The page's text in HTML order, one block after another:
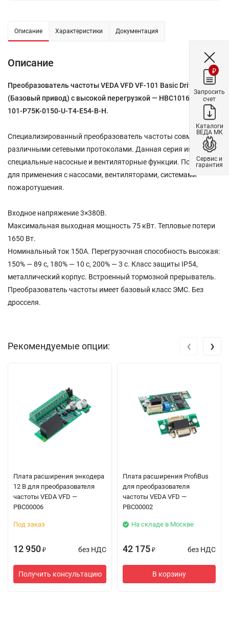
Описание Характеристики Документация
Описание
Преобразователь частоты VEDA VFD VF-101 Basic Drive
(Базовый привод) с высокой перегрузкой — HBC10163 — VF-
101-P75K-0150-U-T4-E54-B-H.
Специализированный преобразователь частоты совместим с
различными сетевыми протоколами. Данная серия имеет
специальные насосные и вентиляторные функции. Подходит
для применения с насосами, вентиляторами, системами
пожаротушения.
Входное напряжение 3×380В.
Максимальная выходная мощность 75 кВт. Тепловые потери
1650 Вт.
Номинальный ток 150A. Перегрузочная способность высокая:
150% — 89 с, 180% — 10 с, 200% — 3 с. Класс защиты IP54,
металлический корпус. Встроенный тормозной прерыватель.
Преобразователь частоты имеет базовый класс ЭМС. Без
дросселя.
Рекомендуемые опции:
Плата расширения энкодера
12 В для преобразователя
частоты VEDA VFD —
PBC00006
Под заказ
12 950 ₽ без НДС
Получить консультацию
Плата расширения ProfiBus
для преобразователя
частоты VEDA VFD —
PBC00002
На складе в Москве
42 175 ₽ без НДС
В корзину
‹ ›
₽
Запросить
счет
Каталоги
ВЕДА МК
Сервис и
гарантия